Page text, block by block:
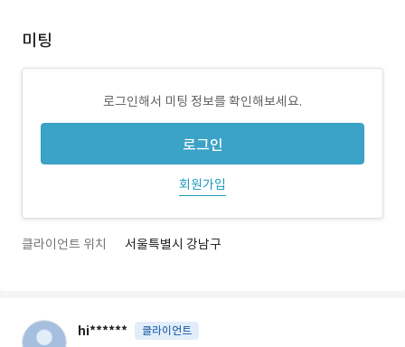
미팅
로그인해서 미팅 정보를 확인해보세요.
로그인
회원가입
클라이언트 위치 서울특별시 강남구
hi****** 클라이언트